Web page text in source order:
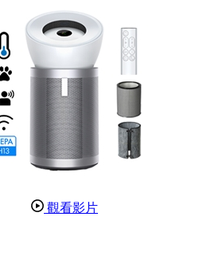
觀看影片